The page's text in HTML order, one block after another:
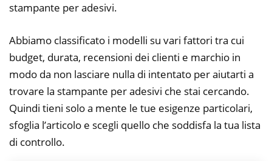
stampante per adesivi.
Abbiamo classificato i modelli su vari fattori tra cui
budget, durata, recensioni dei clienti e marchio in
modo da non lasciare nulla di intentato per aiutarti a
trovare la stampante per adesivi che stai cercando.
Quindi tieni solo a mente le tue esigenze particolari,
sfoglia l’articolo e scegli quello che soddisfa la tua lista
di controllo.